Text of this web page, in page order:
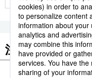
注目のキーワ